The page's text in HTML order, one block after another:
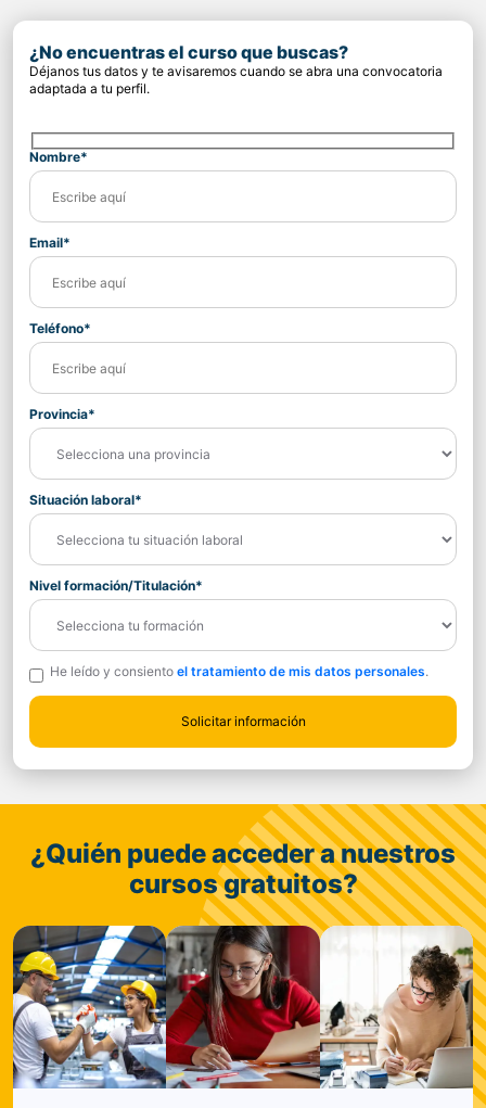
¿No encuentras el curso que buscas?
Déjanos tus datos y te avisaremos cuando se abra una convocatoria
adaptada a tu perfil.
Nombre*
Email*
Teléfono*
Provincia*
Situación laboral*
Nivel formación/Titulación*
He leído y consiento el tratamiento de mis datos personales.
¿Quién puede acceder a nuestros
cursos gratuitos?